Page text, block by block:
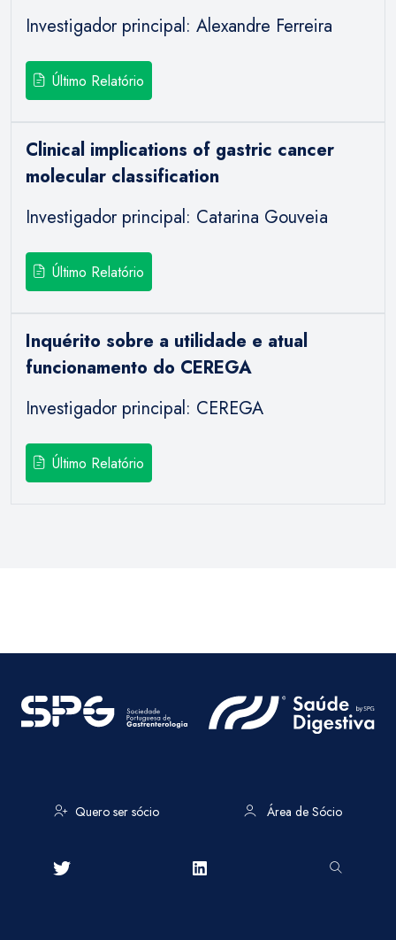
Investigador principal: Alexandre Ferreira
Último Relatório
Clinical implications of gastric cancer
molecular classification
Investigador principal: Catarina Gouveia
Último Relatório
Inquérito sobre a utilidade e atual
funcionamento do CEREGA
Investigador principal: CEREGA
Último Relatório
Quero ser sócio Área de Sócio